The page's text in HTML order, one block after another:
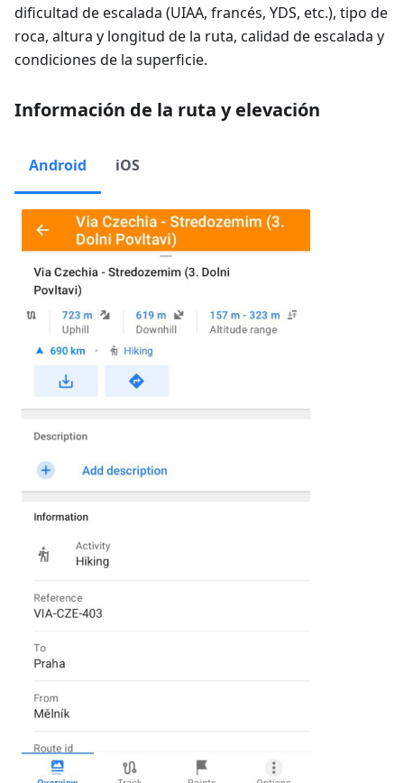
dificultad de escalada (UIAA, francés, YDS, etc.), tipo de
roca, altura y longitud de la ruta, calidad de escalada y
condiciones de la superficie.
Información de la ruta y elevación
Android iOS